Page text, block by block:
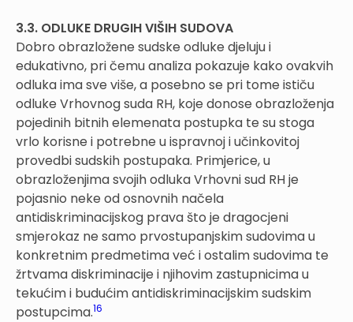
3.3. ODLUKE DRUGIH VIŠIH SUDOVA
Dobro obrazložene sudske odluke djeluju i
edukativno, pri čemu analiza pokazuje kako ovakvih
odluka ima sve više, a posebno se pri tome ističu
odluke Vrhovnog suda RH, koje donose obrazloženja
pojedinih bitnih elemenata postupka te su stoga
vrlo korisne i potrebne u ispravnoj i učinkovitoj
provedbi sudskih postupaka. Primjerice, u
obrazloženjima svojih odluka Vrhovni sud RH je
pojasnio neke od osnovnih načela
antidiskriminacijskog prava što je dragocjeni
smjerokaz ne samo prvostupanjskim sudovima u
konkretnim predmetima već i ostalim sudovima te
žrtvama diskriminacije i njihovim zastupnicima u
tekućim i budućim antidiskriminacijskim sudskim
postupcima.16